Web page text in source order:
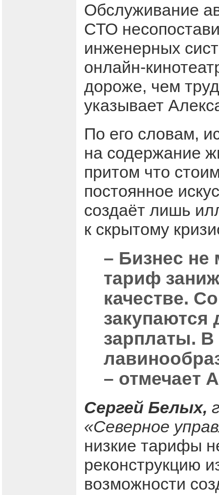
Обслуживание
СТО
инженерных
онлайн-
дороже, чем
указывает
По его словам,
на содержание
притом что
постоянное
создаёт лишь
к скрытому
– Бизнес не
тариф
качестве.
закупаются
зарплаты. В
– отмечает
Сергей Белых,
«Северное
низкие тарифы
реконструкцию
возможности